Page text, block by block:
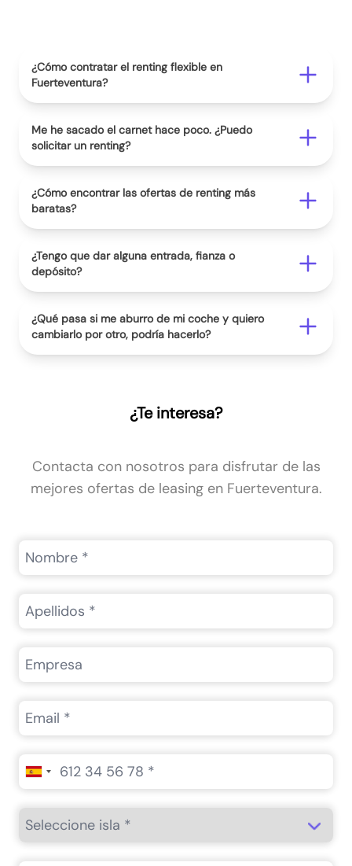
¿Cómo contratar el renting flexible en
Fuerteventura?
Me he sacado el carnet hace poco. ¿Puedo
solicitar un renting?
¿Cómo encontrar las ofertas de renting más
baratas?
¿Tengo que dar alguna entrada, fianza o
depósito?
¿Qué pasa si me aburro de mi coche y quiero
cambiarlo por otro, podría hacerlo?
¿Te interesa?
Contacta con nosotros para disfrutar de las
mejores ofertas de leasing en Fuerteventura.